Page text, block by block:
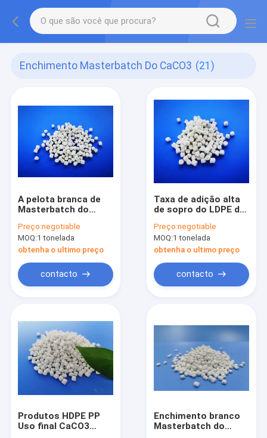
Enchimento Masterbatch Do CaCO3 (21)
A pelota branca de
Masterbatch do
CaCO3 da injeção do
filme do PE reciclou
o PE
Preço:negotiable
MOQ:1 tonelada
obtenha o ultimo preço
contacto
Taxa de adição alta
de sopro do LDPE de
enchimento do
CaCO3 da categoria
do filme
Preço:negotiable
MOQ:1 tonelada
obtenha o ultimo preço
contacto
Produtos HDPE PP
Uso final CaCO3
Enchimento branco
Masterbatch do